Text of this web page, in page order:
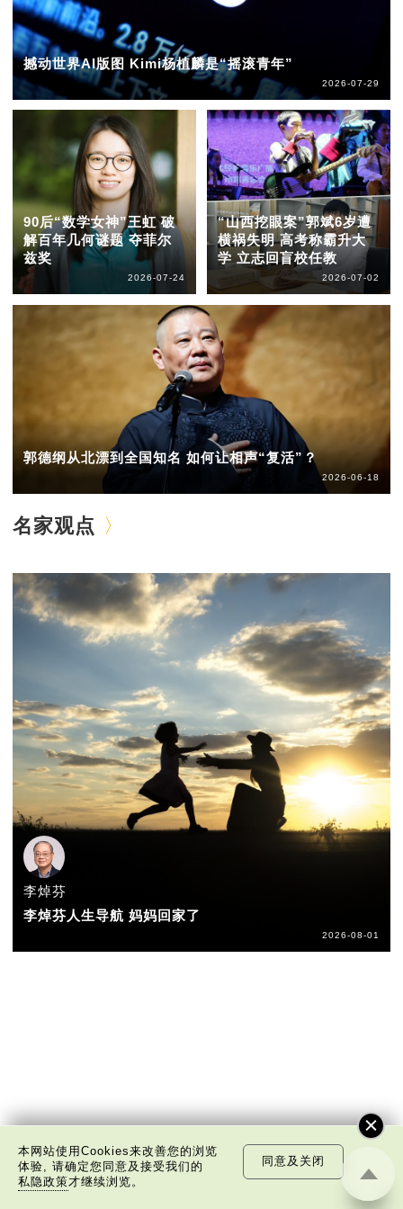
撼动世界AI版图 Kimi杨植麟是“摇滚青年”
2026-07-29
90后“数学女神”王虹 破
解百年几何谜题 夺菲尔
兹奖
2026-07-24
“山西挖眼案”郭斌6岁遭
横祸失明 高考称霸升大
学 立志回盲校任教
2026-07-02
郭德纲从北漂到全国知名 如何让相声“复活”？
2026-06-18
名家观点
李焯芬
李焯芬人生导航 妈妈回家了
2026-08-01
本网站使用Cookies来改善您的浏览
体验, 请确定您同意及接受我们的
私隐政策才继续浏览。
同意及关闭